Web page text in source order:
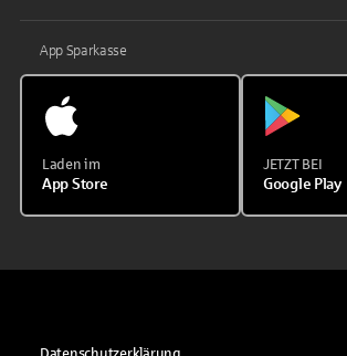
App Sparkasse
Laden im
App Store
JETZT BEI
Google Play